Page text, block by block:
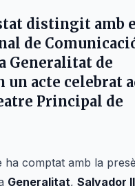
distingit amb
de
Generalitat de
un acte celebrat
Principal de
ha comptat amb la
Generalitat, Salvador